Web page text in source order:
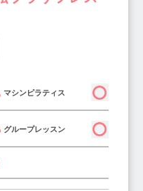
マシンピラティス
グループレッスン